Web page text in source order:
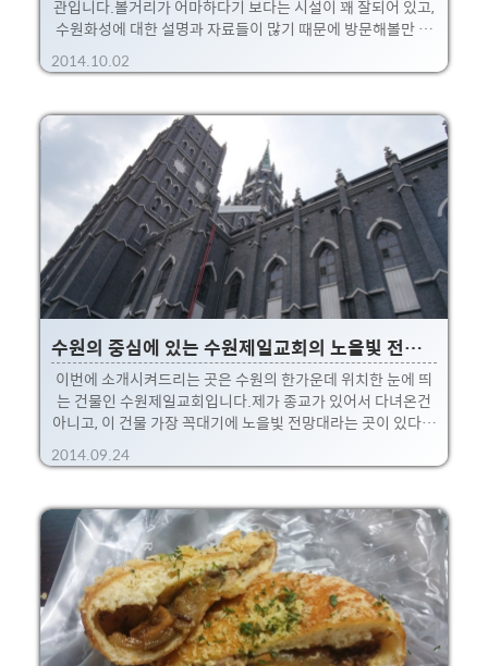
관입니다.볼거리가 어마하다기 보다는 시설이 꽤 잘되어 있고,
수원화성에 대한 설명과 자료들이 많기 때문에 방문해볼만 합
니다. 화성행궁 바로 옆에 위치하기 때문에 행궁 구경하고나서
가면 딱 좋은 코스입니다.자, 한번 같이 들어가 봅시다~ 수원천
하지는 않겠지만, 박물관 좋아하는 여자친구에게는 데이트 장
소도 되겠죠? 허허. 입구는 대략 이러한데, 이런 완전 넓은 곳에
최신식 건물들 두둥~ 저는 요 근처 고등학교에 영어시험보러
자주 들리는 곳 ㅠ.ㅜ;나이먹고 영어 못하니 힘들어요 허허. (갑
자기 제 신세한탄을 흙...) 박물관 이름처럼 수원화성에 대한 이
야기가 잔뜩 있는 곳입니다.~시간대를 잘..
2014.10.02
수원의 중심에 있는 수원제일교회의 노을빛 전망대와 지동벽화마을
이번에 소개시켜드리는 곳은 수원의 한가운데 위치한 눈에 띄
는 건물인 수원제일교회입니다.제가 종교가 있어서 다녀온건
아니고, 이 건물 가장 꼭대기에 노을빛 전망대라는 곳이 있다고
하여 들려봤습니다. 진짜 수원 한가운데! 수원화성에서 살짝
오른쪽 아래 부분에 위치하고 있습니다. 정말 으리으리하게 생
눈에 보입니다. 성곽주변이라 원래 높은 건물 개발이 제한되어
있는데, 이곳만 우뚝서있어서 더 눈에 띄기도 하죠.※ 뭐 불법
으로 지은건 아니고 오래전에 규정이 생기기전에 지었다고는
하네요. 이곳 동네이름이 수원시 팔달구 지동 입니다.그래서 근
처에는 지동시장도 있죠. ㅎㅎ 주말에 수원을 좀 싸돌아 다니다
보니, 이젠 지명만 들어도 오래산 사람처럼 그림이 딱 ..
2014.09.24